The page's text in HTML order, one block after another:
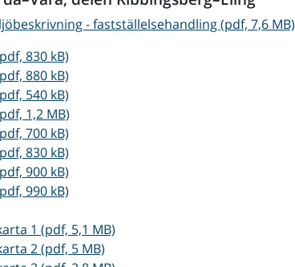
- fastställelsehandling (pdf, 7,6 MB)
830 kB)
880 kB)
540 kB)
1,2 MB)
700 kB)
830 kB)
900 kB)
990 kB)
1 (pdf, 5,1 MB)
2 (pdf, 5 MB)